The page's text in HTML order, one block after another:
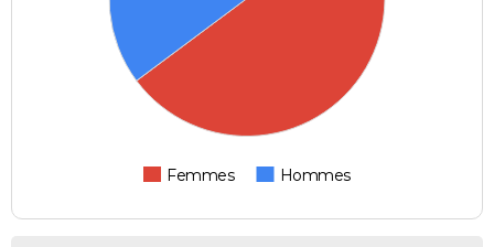
Femmes Hommes